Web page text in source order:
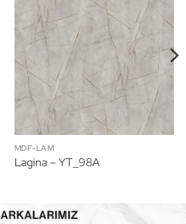
MDF-LAM
Lagina – YT_98A